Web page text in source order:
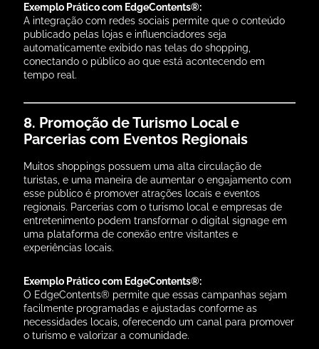
Exemplo Prático com EdgeContents®:
A integração com redes sociais permite que o conteúdo
publicado pelas lojas e influenciadores seja
automaticamente exibido nas telas do shopping,
conectando o público ao que está acontecendo em
tempo real.
8. Promoção de Turismo Local e
Parcerias com Eventos Regionais
Muitos shoppings possuem uma alta circulação de
turistas, e uma maneira de aumentar o engajamento com
esse público é promover atrações locais e eventos
regionais. Parcerias com o turismo local e empresas de
entretenimento podem transformar o digital signage em
uma plataforma de conexão entre visitantes e
experiências locais.
Exemplo Prático com EdgeContents®:
O EdgeContents® permite que essas campanhas sejam
facilmente programadas e ajustadas conforme as
necessidades locais, oferecendo um canal para promover
o turismo e valorizar a comunidade.